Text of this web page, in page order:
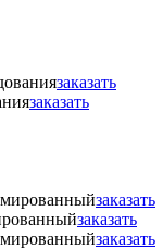
заказать
заказать
заказать
заказать
заказать